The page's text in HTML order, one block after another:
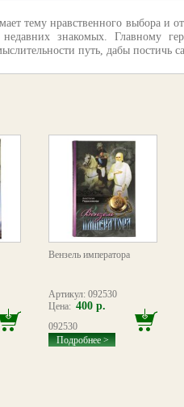
тему нравственного выбора и
знакомых. Главному
путь, дабы постичь
Вензель императора
Артикул: 092530
Цена: 400 р.
092530
Подробнее >